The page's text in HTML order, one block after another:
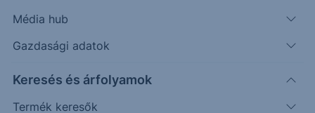
Média hub
Gazdasági adatok
Keresés és árfolyamok
Termék keresők
keleti konfliktus elhúzódása miatti félelmek
hatására. A friss hírek...